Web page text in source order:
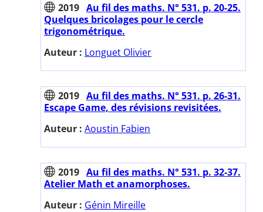
2019 Au fil des maths. N° 531. p. 20-25.
Quelques bricolages pour le cercle
trigonométrique.
Auteur : Longuet Olivier
2019 Au fil des maths. N° 531. p. 26-31.
Escape Game, des révisions revisitées.
Auteur : Aoustin Fabien
2019 Au fil des maths. N° 531. p. 32-37.
Atelier Math et anamorphoses.
Auteur : Génin Mireille